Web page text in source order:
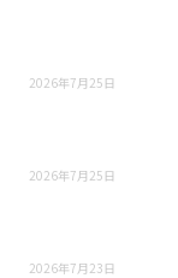
2026年7月25日
2026年7月25日
2026年7月23日